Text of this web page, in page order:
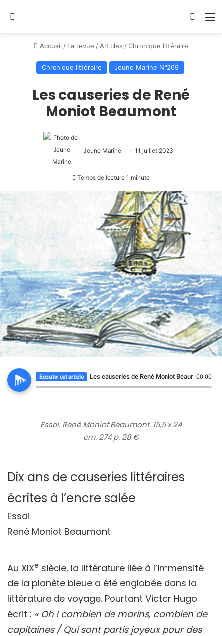
Accueil / La revue / Articles /Chronique littéraire
Chronique littéraire Jeune Marine N°269
Les causeries de René
Moniot Beaumont
Jeune Marine 11 juillet 2023
Temps de lecture 1 minute
Ecouter cet article Les causeries de René Moniot Beaumont
00:00
Essai. René Moniot Beaumont. 15,5 x 24
cm. 274 p. 28 €
Dix ans de causeries littéraires
écrites à l’encre salée
Essai
René Moniot Beaumont
Au XIXe siècle, la littérature liée à l’immensité
de la planète bleue a été englobée dans la
littérature de voyage. Pourtant Victor Hugo
écrit : « Oh ! combien de marins, combien de
capitaines / Qui sont partis joyeux pour des